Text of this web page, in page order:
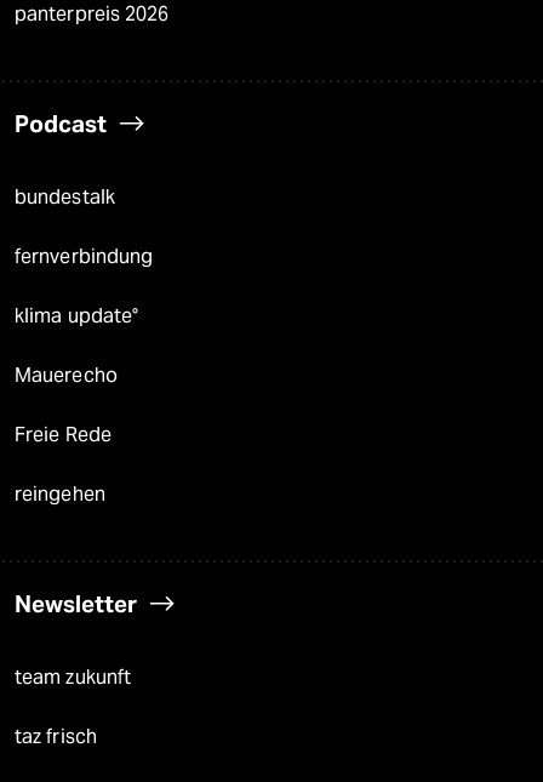
panterpreis 2026
Podcast
bundestalk
fernverbindung
klima update°
Mauerecho
Freie Rede
reingehen
Newsletter
team zukunft
taz frisch